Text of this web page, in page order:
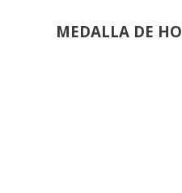
MEDALLA DE